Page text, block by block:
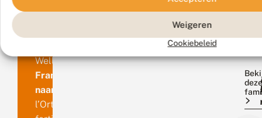
Weigeren
Cookiebeleid
Wellenstriemenspanner
Franse
naam
l’Ortholite
deze